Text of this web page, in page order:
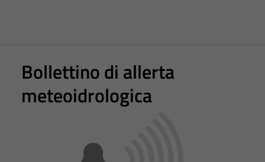
Bollettino di allerta
meteoidrologica